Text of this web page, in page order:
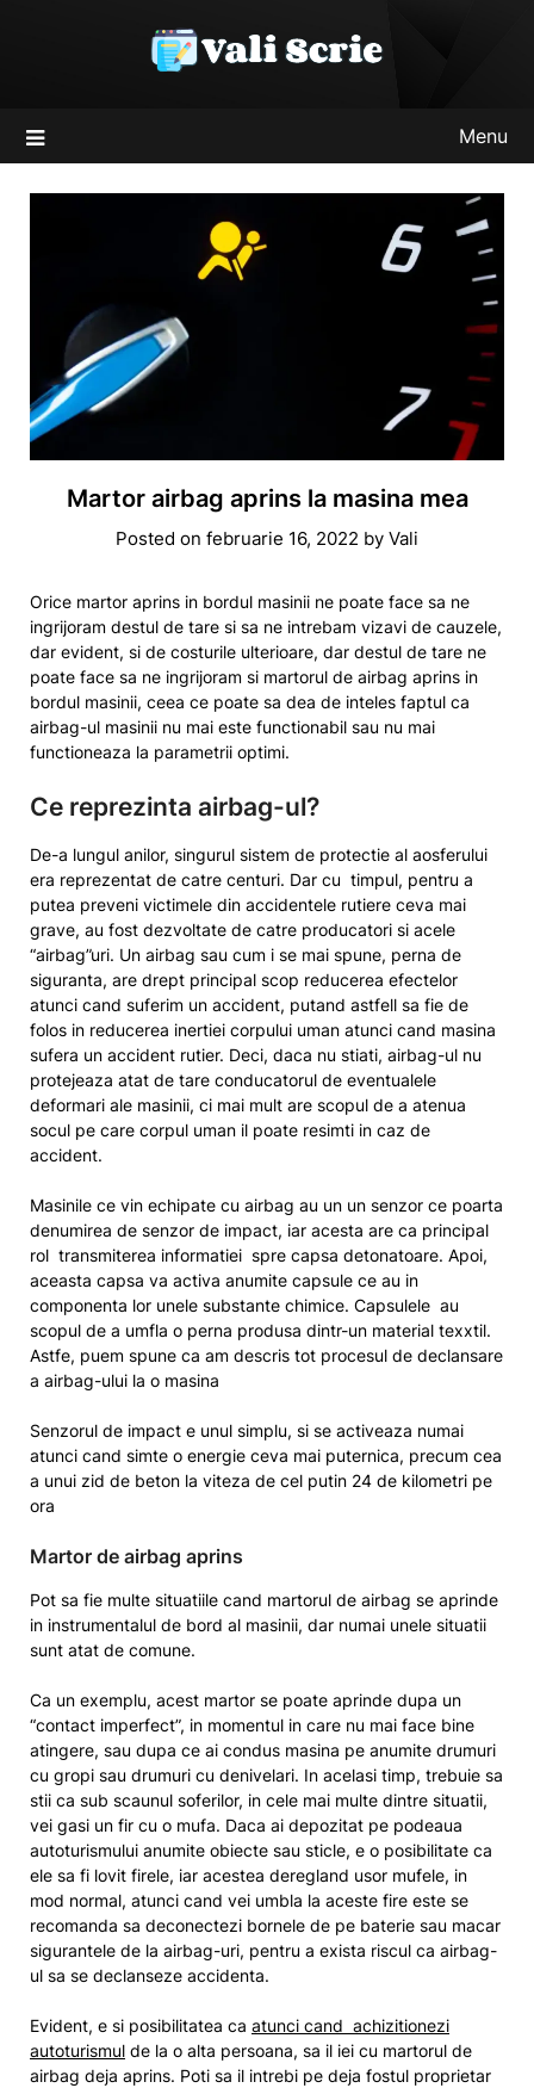
Menu
Martor airbag aprins la masina mea
Posted on februarie 16, 2022 by Vali
Orice martor aprins in bordul masinii ne poate face sa ne
ingrijoram destul de tare si sa ne intrebam vizavi de cauzele,
dar evident, si de costurile ulterioare, dar destul de tare ne
poate face sa ne ingrijoram si martorul de airbag aprins in
bordul masinii, ceea ce poate sa dea de inteles faptul ca
airbag-ul masinii nu mai este functionabil sau nu mai
functioneaza la parametrii optimi.
Ce reprezinta airbag-ul?
De-a lungul anilor, singurul sistem de protectie al aosferului
era reprezentat de catre centuri. Dar cu timpul, pentru a
putea preveni victimele din accidentele rutiere ceva mai
grave, au fost dezvoltate de catre producatori si acele
“airbag”uri. Un airbag sau cum i se mai spune, perna de
siguranta, are drept principal scop reducerea efectelor
atunci cand suferim un accident, putand astfell sa fie de
folos in reducerea inertiei corpului uman atunci cand masina
sufera un accident rutier. Deci, daca nu stiati, airbag-ul nu
protejeaza atat de tare conducatorul de eventualele
deformari ale masinii, ci mai mult are scopul de a atenua
socul pe care corpul uman il poate resimti in caz de
accident.
Masinile ce vin echipate cu airbag au un un senzor ce poarta
denumirea de senzor de impact, iar acesta are ca principal
rol transmiterea informatiei spre capsa detonatoare. Apoi,
aceasta capsa va activa anumite capsule ce au in
componenta lor unele substante chimice. Capsulele au
scopul de a umfla o perna produsa dintr-un material texxtil.
Astfe, puem spune ca am descris tot procesul de declansare
a airbag-ului la o masina
Senzorul de impact e unul simplu, si se activeaza numai
atunci cand simte o energie ceva mai puternica, precum cea
a unui zid de beton la viteza de cel putin 24 de kilometri pe
ora
Martor de airbag aprins
Pot sa fie multe situatiile cand martorul de airbag se aprinde
in instrumentalul de bord al masinii, dar numai unele situatii
sunt atat de comune.
Ca un exemplu, acest martor se poate aprinde dupa un
“contact imperfect”, in momentul in care nu mai face bine
atingere, sau dupa ce ai condus masina pe anumite drumuri
cu gropi sau drumuri cu denivelari. In acelasi timp, trebuie sa
stii ca sub scaunul soferilor, in cele mai multe dintre situatii,
vei gasi un fir cu o mufa. Daca ai depozitat pe podeaua
autoturismului anumite obiecte sau sticle, e o posibilitate ca
ele sa fi lovit firele, iar acestea deregland usor mufele, in
mod normal, atunci cand vei umbla la aceste fire este se
recomanda sa deconectezi bornele de pe baterie sau macar
sigurantele de la airbag-uri, pentru a exista riscul ca airbag-
ul sa se declanseze accidenta.
Evident, e si posibilitatea ca atunci cand achizitionezi
autoturismul de la o alta persoana, sa il iei cu martorul de
airbag deja aprins. Poti sa il intrebi pe deja fostul proprietar